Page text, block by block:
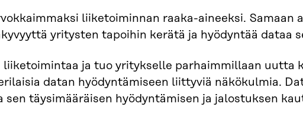
liiketoiminnan raaka-aineeksi.
yritysten tapoihin kerätä ja hyödyntää dataa
ja tuo yritykselle parhaimmillaan
datan hyödyntämiseen liittyviä näkökulmia.
sen täysimääräisen hyödyntämisen ja jalostuksen